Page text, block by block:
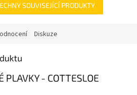
SOUVISEJÍCÍ PRODUKTY
Diskuze
PLAVKY - COTTESLOE